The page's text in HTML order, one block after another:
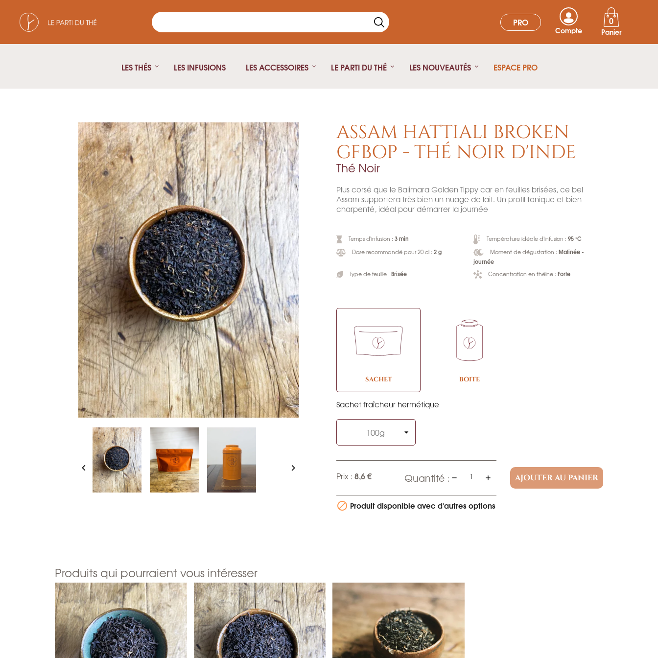
PRO
Compte Panier
0
LES THÉS
Thé vert
Thé blanc
Rooibos
Pu Erh
Oolong
Infusion
Thé fumé
Thé Parfumé
LES INFUSIONS LES ACCESSOIRES
Théière isotherme
Théière Japonaise
LE PARTI DU THÉ LES NOUVEAUTÉS ESPACE PRO
 
ASSAM HATTIALI BROKEN
GFBOP - THÉ NOIR D'INDE
Thé Noir
Plus corsé que le Balimara Golden Tippy car en feuilles brisées, ce bel
Assam supportera très bien un nuage de lait. Un profil tonique et bien
charpenté, idéal pour démarrer la journée
Temps d'infusion : 3 min Température idéale d'infusion : 95 °C
Dose recommandé pour 20 cl : 2 g Moment de dégustation : Matinée -
journée
Type de feuille : Brisée Concentration en théine : Forte
SACHET BOITE
Sachet fraîcheur hermétique
Prix : 8,6 € Quantité : AJOUTER AU PANIER
 Produit disponible avec d'autres options
Produits qui pourraient vous intéresser